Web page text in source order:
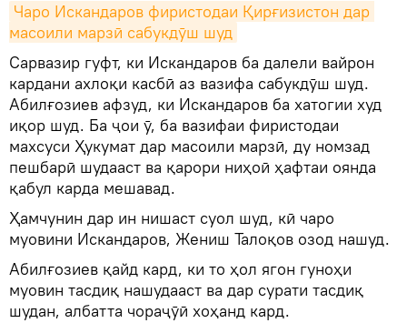
Чаро Искандаров фиристодаи Қирғизистон дар
масоили марзӣ сабукдӯш шуд
Сарвазир гуфт, ки Искандаров ба далели вайрон
кардани ахлоқи касбӣ аз вазифа сабукдӯш шуд.
Абилғозиев афзуд, ки Искандаров ба хатогии худ
иқор шуд. Ба ҷои ӯ, ба вазифаи фиристодаи
махсуси Ҳукумат дар масоили марзӣ, ду номзад
пешбарӣ шудааст ва қарори ниҳоӣ ҳафтаи оянда
қабул карда мешавад.
Ҳамчунин дар ин нишаст суол шуд, кӣ чаро
муовини Искандаров, Жениш Талоқов озод нашуд.
Абилғозиев қайд кард, ки то ҳол ягон гуноҳи
муовин тасдиқ нашудааст ва дар сурати тасдиқ
шудан, албатта чораҷӯӣ хоҳанд кард.